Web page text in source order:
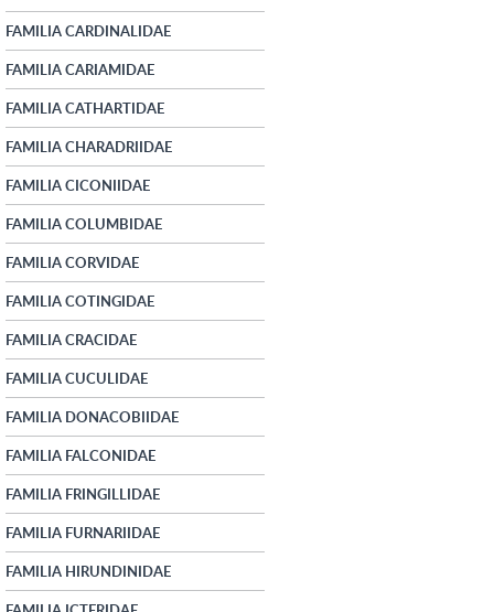
FAMILIA CARDINALIDAE
FAMILIA CARIAMIDAE
FAMILIA CATHARTIDAE
FAMILIA CHARADRIIDAE
FAMILIA CICONIIDAE
FAMILIA COLUMBIDAE
FAMILIA CORVIDAE
FAMILIA COTINGIDAE
FAMILIA CRACIDAE
FAMILIA CUCULIDAE
FAMILIA DONACOBIIDAE
FAMILIA FALCONIDAE
FAMILIA FRINGILLIDAE
FAMILIA FURNARIIDAE
FAMILIA HIRUNDINIDAE